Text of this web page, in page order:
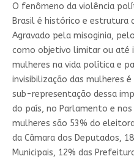
O fenômeno da violência
Brasil é histórico e estrutura
Agravado pela misoginia,
como objetivo limitar ou até
mulheres na vida política e
invisibilização das mulheres
sub-representação dessa
do país, no Parlamento e
mulheres são 53% do
da Câmara dos Deputados,
Municipais, 12% das